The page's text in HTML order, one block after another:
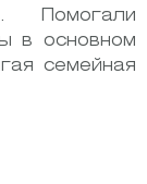
Помогали
в основном
семейная